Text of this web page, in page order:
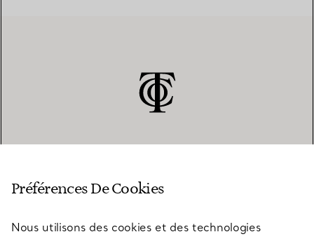
SERVICES
Préférences De Cookies
Nous utilisons des cookies et des technologies